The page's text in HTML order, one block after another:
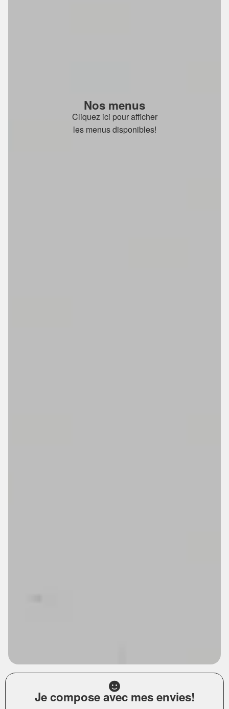
Nos menus
Cliquez ici pour afficher
les menus disponibles!
Je compose avec mes envies!